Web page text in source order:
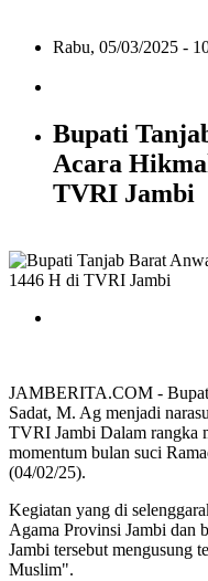
Rabu, 05/03/2025 -
Bupati
Acara
TVRI Jambi
JAMBERITA.COM -
Sadat, M. Ag menjadi
TVRI Jambi Dalam rangka
momentum bulan suci
(04/02/25).
Kegiatan yang di
Agama Provinsi Jambi dan
Jambi tersebut mengusung
Muslim".